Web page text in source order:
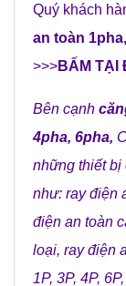
Quý khách
an toàn
>>>BẤM TẠI
Bên cạnh c
4pha, 6pha,
những thiết bị
như: ray điện
điện an toàn
loại, ray điện
1P, 3P, 4P, 6P,